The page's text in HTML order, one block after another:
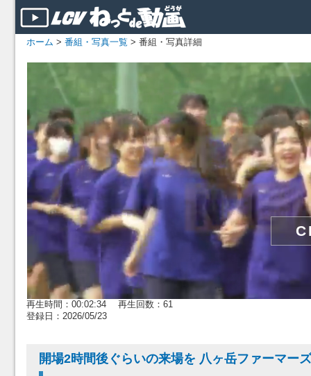
ホーム > 番組・写真一覧 > 番組・写真詳細
再生時間：00:02:34 再生回数：61
登録日：2026/05/23
開場2時間後ぐらいの来場を 八ヶ岳ファーマー